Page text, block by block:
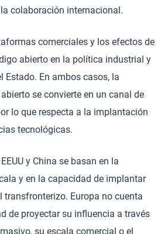
colaboración internacional.
comerciales y los efectos de
abierto en la política industrial y
Estado. En ambos casos, la
se convierte en un canal de
lo que respecta a la implantación
tecnológicas.
y China se basan en la
y en la capacidad de implantar
transfronterizo. Europa no cuenta
de proyectar su influencia a través
su escala comercial o el